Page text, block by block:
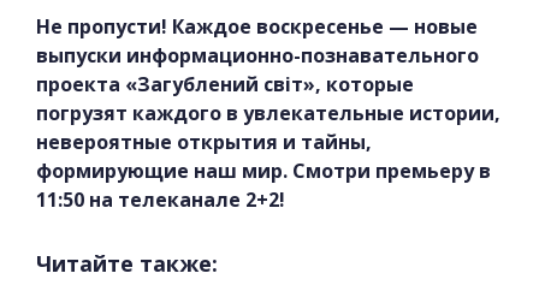
Не пропусти! Каждое воскресенье — новые
выпуски информационно-познавательного
проекта «Загублений світ», которые
погрузят каждого в увлекательные истории,
невероятные открытия и тайны,
формирующие наш мир. Смотри премьеру в
11:50 на телеканале 2+2!
Читайте также: